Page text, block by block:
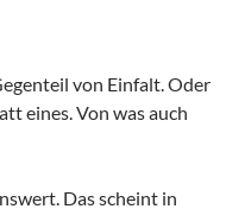
von Einfalt. Oder
eines. Von was auch
Das scheint in